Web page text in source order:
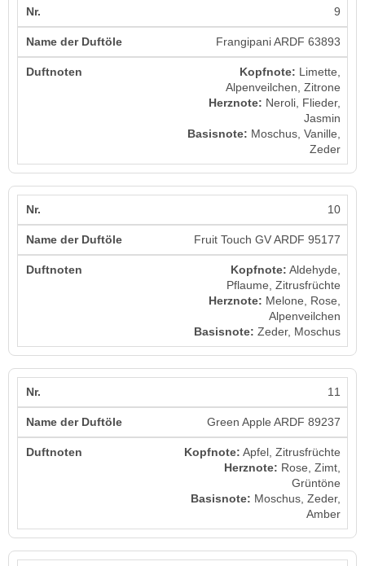
9
Frangipani ARDF 63893
Kopfnote: Limette,
Alpenveilchen, Zitrone
Herznote: Neroli, Flieder,
Jasmin
Basisnote: Moschus, Vanille,
Zeder
10
Fruit Touch GV ARDF 95177
Kopfnote: Aldehyde,
Pflaume, Zitrusfrüchte
Herznote: Melone, Rose,
Alpenveilchen
Basisnote: Zeder, Moschus
11
Green Apple ARDF 89237
Kopfnote: Apfel, Zitrusfrüchte
Herznote: Rose, Zimt,
Grüntöne
Basisnote: Moschus, Zeder,
Amber